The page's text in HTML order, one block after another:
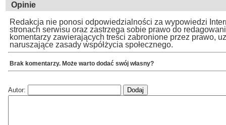
Opinie
Redakcja nie ponosi odpowiedzialności za wypowiedzi
stronach serwisu oraz zastrzega sobie prawo do
komentarzy zawierających treści zabronione przez prawo,
naruszające zasady współżycia społecznego.
Brak komentarzy. Może warto dodać swój własny?
Autor: